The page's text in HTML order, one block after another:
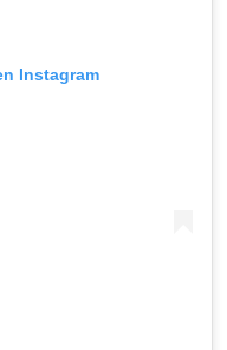
Instagram